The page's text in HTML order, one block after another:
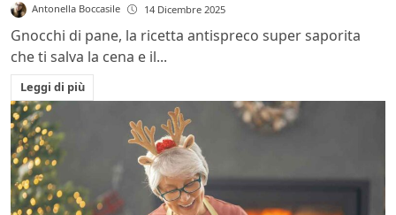
Antonella Boccasile 14 Dicembre 2025
Gnocchi di pane, la ricetta antispreco super saporita
che ti salva la cena e il...
Leggi di più